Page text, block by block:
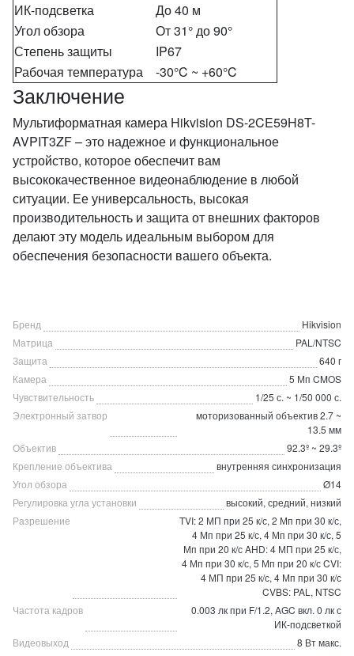
ИК-подсветка
До 40 м
Угол обзора
От 31° до 90°
Степень защиты
IP67
Рабочая температура
-30°C ~ +60°C
Заключение
Мультиформатная камера Hikvision DS-2CE59H8T-
AVPIT3ZF – это надежное и функциональное
устройство, которое обеспечит вам
высококачественное видеонаблюдение в любой
ситуации. Ее универсальность, высокая
производительность и защита от внешних факторов
делают эту модель идеальным выбором для
обеспечения безопасности вашего объекта.
Бренд
Hikvision
Матрица
PAL/NTSC
Защита
640 г
Камера
5 Мп CMOS
Чувствительность
1/25 с. ~ 1/50 000 с.
Электронный затвор
моторизованный объектив 2.7 ~
13.5 мм
Объектив
92.3º ~ 29.3º
Крепление объектива
внутренняя синхронизация
Угол обзора
Ø14
Регулировка угла установки
высокий, средний, низкий
Разрешение
TVI: 2 МП при 25 к/с, 2 Мп при 30 к/с,
4 Мп при 25 к/с, 4 Мп при 30 к/с, 5
Мп при 20 к/с AHD: 4 МП при 25 к/с,
4 Мп при 30 к/с, 5 Мп при 20 к/с CVI:
4 МП при 25 к/с, 4 Мп при 30 к/с
CVBS: PAL, NTSC
Частота кадров
0.003 лк при F/1.2, AGC вкл. 0 лк с
ИК-подсветкой
Видеовыход
8 Вт макс.